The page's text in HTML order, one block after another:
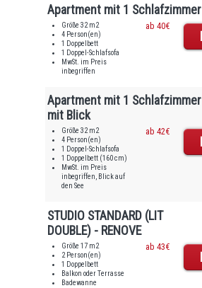
Apartment mit 1 Schlafzimmer
Größe 32 m2
4 Person(en)
1 Doppelbett
1 Doppel-Schlafsofa
MwSt. im Preis
inbegriffen
ab 40€
Apartment mit 1 Schlafzimmer
mit Blick
Größe 32 m2
4 Person(en)
1 Doppel-Schlafsofa
1 Doppelbett (160 cm)
MwSt. im Preis
inbegriffen, Blick auf
den See
ab 42€
STUDIO STANDARD (LIT
DOUBLE) - RENOVE
Größe 17 m2
2 Person(en)
1 Doppelbett
Balkon oder Terrasse
Badewanne
ab 43€